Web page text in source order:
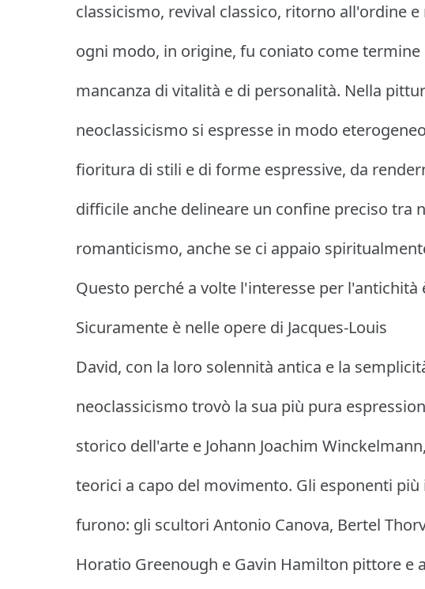
classicismo, revival classico, ritorno all'ordine
ogni modo, in origine, fu coniato come
mancanza di vitalità e di personalità. Nella
neoclassicismo si espresse in modo
fioritura di stili e di forme espressive, da
difficile anche delineare un confine preciso tra
romanticismo, anche se ci appaio
Questo perché a volte l'interesse per
Sicuramente è nelle opere di Jacques-Louis
David, con la loro solennità antica e la
neoclassicismo trovò la sua più pura
storico dell'arte e Johann Joachim
teorici a capo del movimento. Gli esponenti
furono: gli scultori Antonio Canova, Bertel
Horatio Greenough e Gavin Hamilton pittore e